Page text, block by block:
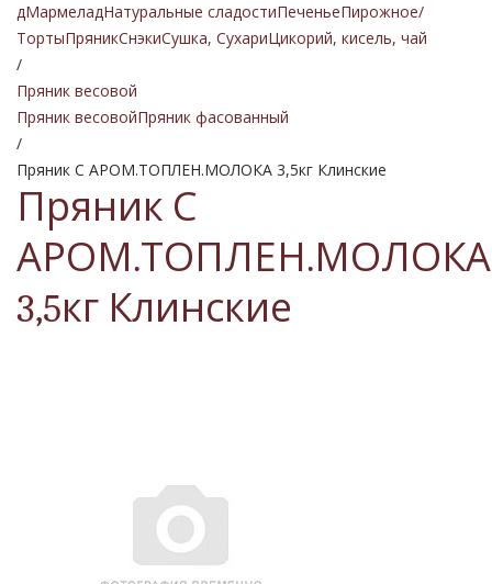
дМармеладНатуральные сладостиПеченьеПирожное/
ТортыПряникСнэкиСушка, СухариЦикорий, кисель, чай
/
Пряник весовой
Пряник весовойПряник фасованный
/
Пряник С АРОМ.ТОПЛЕН.МОЛОКА 3,5кг Клинские
Пряник С
АРОМ.ТОПЛЕН.МОЛОКА
3,5кг Клинские